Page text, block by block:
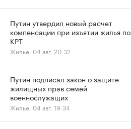
Путин утвердил новый расчет
компенсации при изъятии жилья по
КРТ
Жилье, 04 авг, 20:32
Путин подписал закон о защите
жилищных прав семей
военнослужащих
Жилье, 04 авг, 19:34